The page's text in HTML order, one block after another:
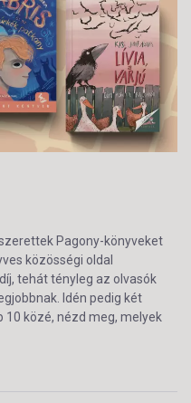
Pagony-könyveket
közösségi oldal
tehát tényleg az olvasók
Idén pedig két
10 közé, nézd meg, melyek